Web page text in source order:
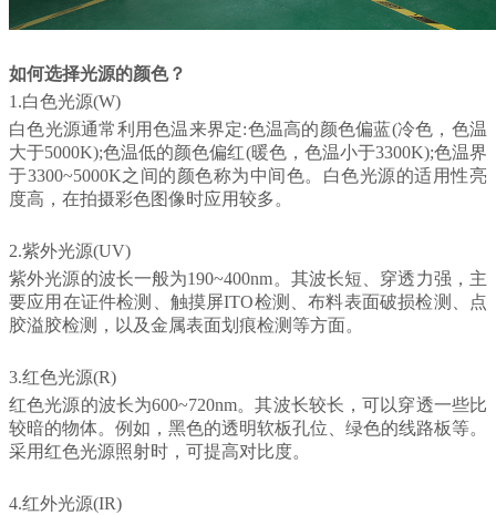
如何选择光源的颜色？
1.白色光源(W)
白色光源通常利用色温来界定:色温高的颜色偏蓝(冷色，色温
大于5000K);色温低的颜色偏红(暖色，色温小于3300K);色温界
于3300~5000K之间的颜色称为中间色。白色光源的适用性亮
度高，在拍摄彩色图像时应用较多。
2.紫外光源(UV)
紫外光源的波长一般为190~400nm。其波长短、穿透力强，主
要应用在证件检测、触摸屏ITO检测、布料表面破损检测、点
胶溢胶检测，以及金属表面划痕检测等方面。
3.红色光源(R)
红色光源的波长为600~720nm。其波长较长，可以穿透一些比
较暗的物体。例如，黑色的透明软板孔位、绿色的线路板等。
采用红色光源照射时，可提高对比度。
4.红外光源(IR)